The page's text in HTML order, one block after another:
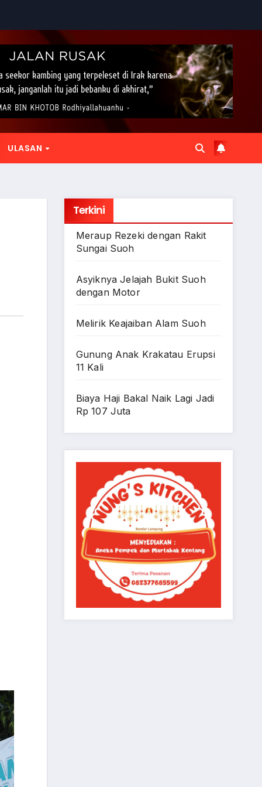
ULASAN
Terkini
Meraup Rezeki dengan Rakit
Sungai Suoh
Asyiknya Jelajah Bukit Suoh
dengan Motor
Melirik Keajaiban Alam Suoh
Gunung Anak Krakatau Erupsi
11 Kali
Biaya Haji Bakal Naik Lagi Jadi
Rp 107 Juta